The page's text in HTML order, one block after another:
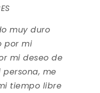
muy duro
por mi
mi deseo de
me
tiempo libre